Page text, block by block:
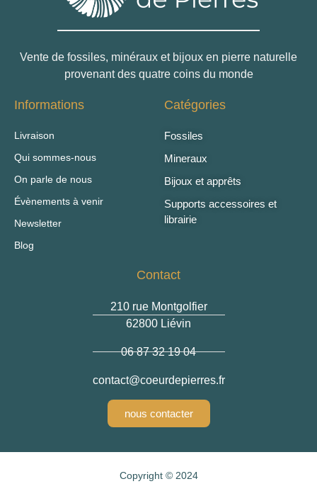
Vente de fossiles, minéraux et bijoux en pierre naturelle
provenant des quatre coins du monde
Informations
Livraison
Qui sommes-nous
On parle de nous
Évènements à venir
Newsletter
Blog
Catégories
Fossiles
Mineraux
Bijoux et apprêts
Supports accessoires et
librairie
Contact
210 rue Montgolfier
62800 Liévin
06 87 32 19 04
rf.serreipedrueoc
@tcatnoc
nous contacter
Copyright © 2024